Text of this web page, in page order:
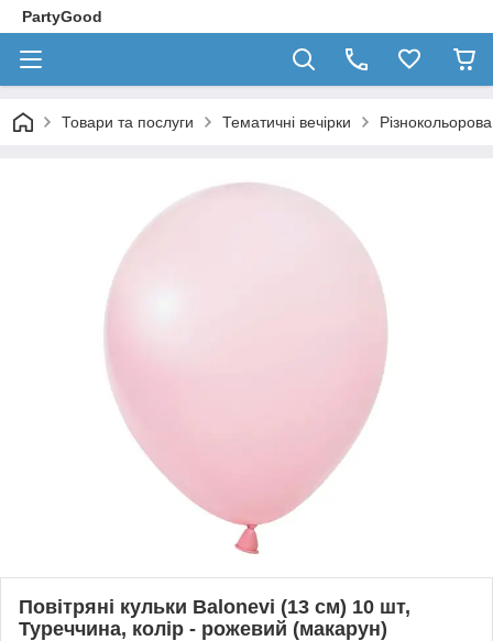
PartyGood
Товари та послуги Тематичні вечірки
Повітряні кульки Balonevi (13 см) 10 шт,
Туреччина, колір - рожевий (макарун)